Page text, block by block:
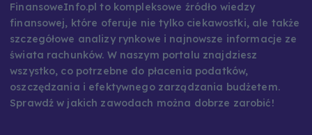
FinansoweInfo.pl to kompleksowe źródło wiedzy
finansowej, które oferuje nie tylko ciekawostki, ale także
szczegółowe analizy rynkowe i najnowsze informacje ze
świata rachunków. W naszym portalu znajdziesz
wszystko, co potrzebne do płacenia podatków,
oszczędzania i efektywnego zarządzania budżetem.
Sprawdź w jakich zawodach można dobrze zarobić!